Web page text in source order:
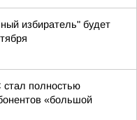
избиратель" будет
полностью
«большой